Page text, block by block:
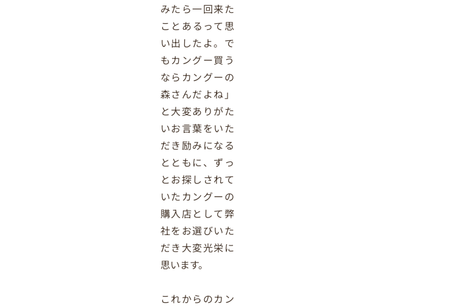
みたら一回来た
ことあるって思
い出したよ。で
もカングー買う
ならカングーの
森さんだよね」
と大変ありがた
いお言葉をいた
だき励みになる
とともに、ずっ
とお探しされて
いたカングーの
購入店として弊
社をお選びいた
だき大変光栄に
思います。
これからのカン